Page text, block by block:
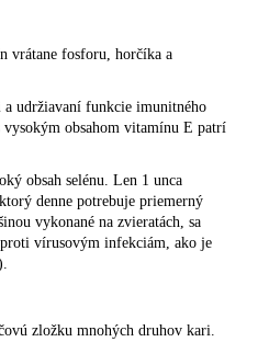
vrátane fosforu, horčíka a
udržiavaní funkcie imunitného
obsahom vitamínu E patrí
obsah selénu. Len 1 unca
denne potrebuje priemerný
vykonané na zvieratách, sa
vírusovým infekciám, ako je
zložku mnohých druhov kari.